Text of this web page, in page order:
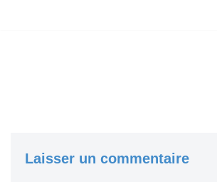
Laisser un commentaire